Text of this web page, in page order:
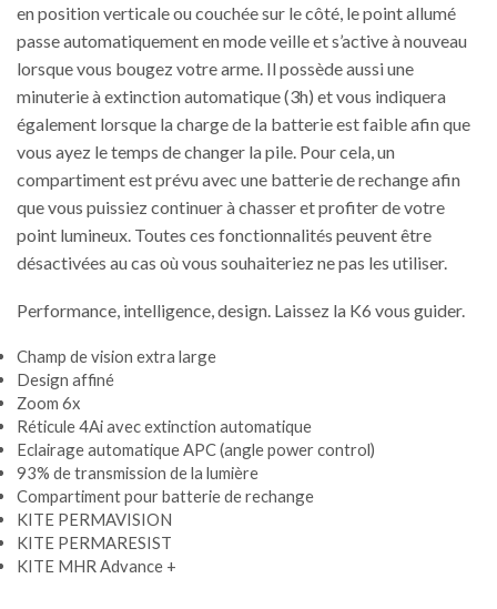
en position verticale ou couchée sur le côté, le point allumé
passe automatiquement en mode veille et s’active à nouveau
lorsque vous bougez votre arme. Il possède aussi une
minuterie à extinction automatique (3h) et vous indiquera
également lorsque la charge de la batterie est faible afin que
vous ayez le temps de changer la pile. Pour cela, un
compartiment est prévu avec une batterie de rechange afin
que vous puissiez continuer à chasser et profiter de votre
point lumineux. Toutes ces fonctionnalités peuvent être
désactivées au cas où vous souhaiteriez ne pas les utiliser.
Performance, intelligence, design. Laissez la K6 vous guider.
Champ de vision extra large
Design affiné
Zoom 6x
Réticule 4Ai avec extinction automatique
Eclairage automatique APC (angle power control)
93% de transmission de la lumière
Compartiment pour batterie de rechange
KITE PERMAVISION
KITE PERMARESIST
KITE MHR Advance +